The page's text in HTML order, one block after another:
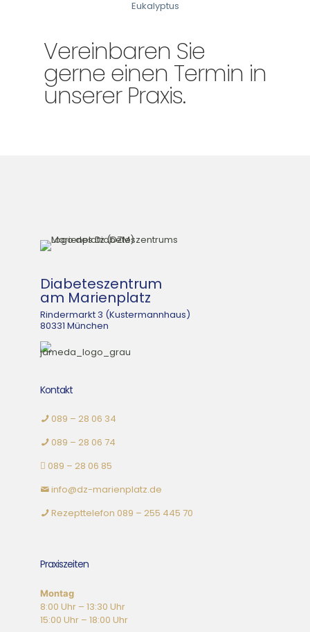
Vereinbaren Sie
gerne einen Termin in
unserer Praxis.
Diabeteszentrum
am Marienplatz
Rindermarkt 3 (Kustermannhaus)
80331 München
Kontakt
089 – 28 06 34
089 – 28 06 74
089 – 28 06 85
info@dz-marienplatz.de
Rezepttelefon 089 – 255 445 70
Praxiszeiten
Montag
8:00 Uhr – 13:30 Uhr
15:00 Uhr – 18:00 Uhr